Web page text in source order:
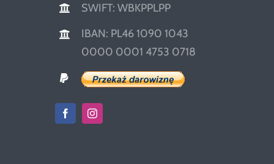
SWIFT: WBKPPLPP
IBAN: PL46 1090 1043
0000 0001 4753 0718